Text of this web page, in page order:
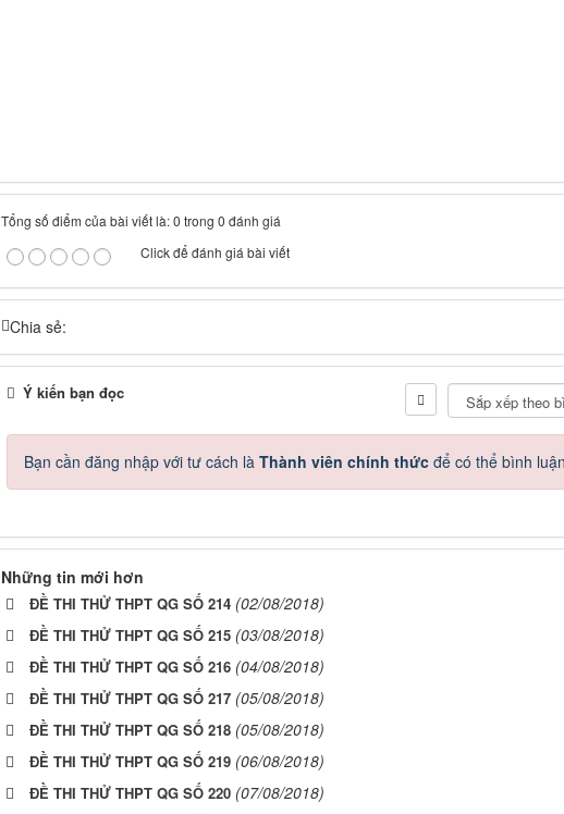
Tổng số điểm của bài viết là: 0 trong 0 đánh giá
Click để đánh giá bài viết
Chia sẻ:
Ý kiến bạn đọc
Bạn cần đăng nhập với tư cách là Thành viên chính thứcđể có thể bình
Những tin mới hơn
ĐỀ THI THỬ THPT QG SỐ 214 (02/08/2018)
ĐỀ THI THỬ THPT QG SỐ 215 (03/08/2018)
ĐỀ THI THỬ THPT QG SỐ 216 (04/08/2018)
ĐỀ THI THỬ THPT QG SỐ 217 (05/08/2018)
ĐỀ THI THỬ THPT QG SỐ 218 (05/08/2018)
ĐỀ THI THỬ THPT QG SỐ 219 (06/08/2018)
ĐỀ THI THỬ THPT QG SỐ 220 (07/08/2018)